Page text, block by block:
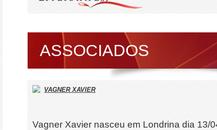
ASSOCIADOS
VAGNER XAVIER
Vagner Xavier nasceu em Londrina dia 13/